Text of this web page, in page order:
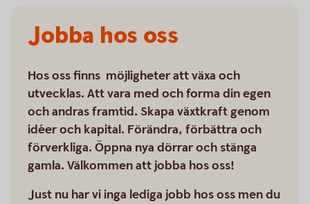
Jobba hos oss
Hos oss finns möjligheter att växa och
utvecklas. Att vara med och forma din egen
och andras framtid. Skapa växtkraft genom
idéer och kapital. Förändra, förbättra och
förverkliga. Öppna nya dörrar och stänga
gamla. Välkommen att jobba hos oss!
Just nu har vi inga lediga jobb hos oss men du